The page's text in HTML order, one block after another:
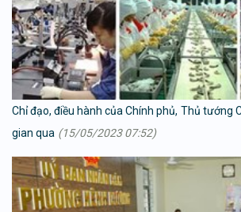
Chỉ đạo, điều hành của Chính phủ, Thủ tướng
gian qua (15/05/2023 07:52)